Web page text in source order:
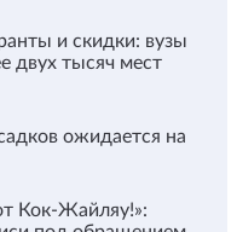
и скидки: вузы
двух тысяч мест
ожидается на
Кок-Жайляу!»: